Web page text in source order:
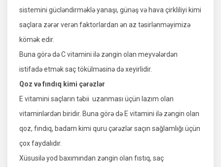
sistemini gücləndirməklə yanaşı, günəş və hava çirkliliyi kimi
saçlara zərər verən faktorlardan ən az təsirlənməyimizə
kömək edir.
Buna görə də C vitamini ilə zəngin olan meyvələrdən
istifadə etmək saç tökülməsinə də xeyirlidir.
Qoz və fındıq kimi çərəzlər
E vitamini saçların təbii uzanması üçün lazım olan
vitaminlərdən biridir. Buna görə də E vitamini ilə zəngin olan
qoz, fındıq, badam kimi quru çərəzlər saçın sağlamlığı üçün
çox faydalıdır.
Xüsusilə yod baxımından zəngin olan fıstıq, saç